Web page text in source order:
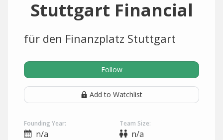
Stuttgart Financial
für den Finanzplatz Stuttgart
Follow
Add to Watchlist
Founding Year:
n/a
Team Size:
n/a